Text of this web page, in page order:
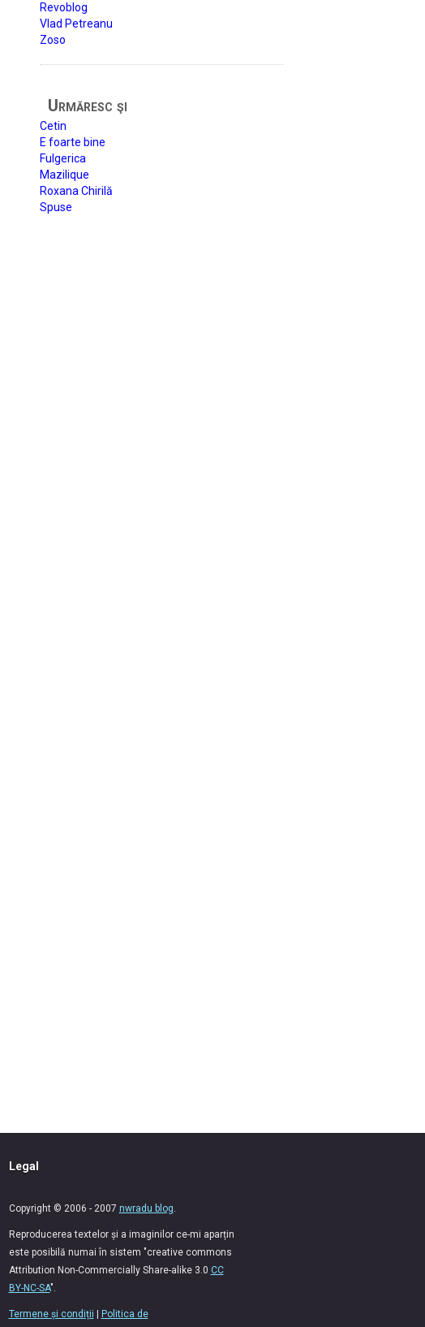
Revoblog
Vlad Petreanu
Zoso
Urmăresc şi
Cetin
E foarte bine
Fulgerica
Mazilique
Roxana Chirilă
Spuse
Legal
Copyright © 2006 - 2007 nwradu blog
Reproducerea textelor și a imaginilor ce-mi aparțin
este posibilă numai în sistem "creative commons
Attribution Non-Commercially Share-alike 3.0 CC
BY-NC-SA".
Termene și condiții | Politica de